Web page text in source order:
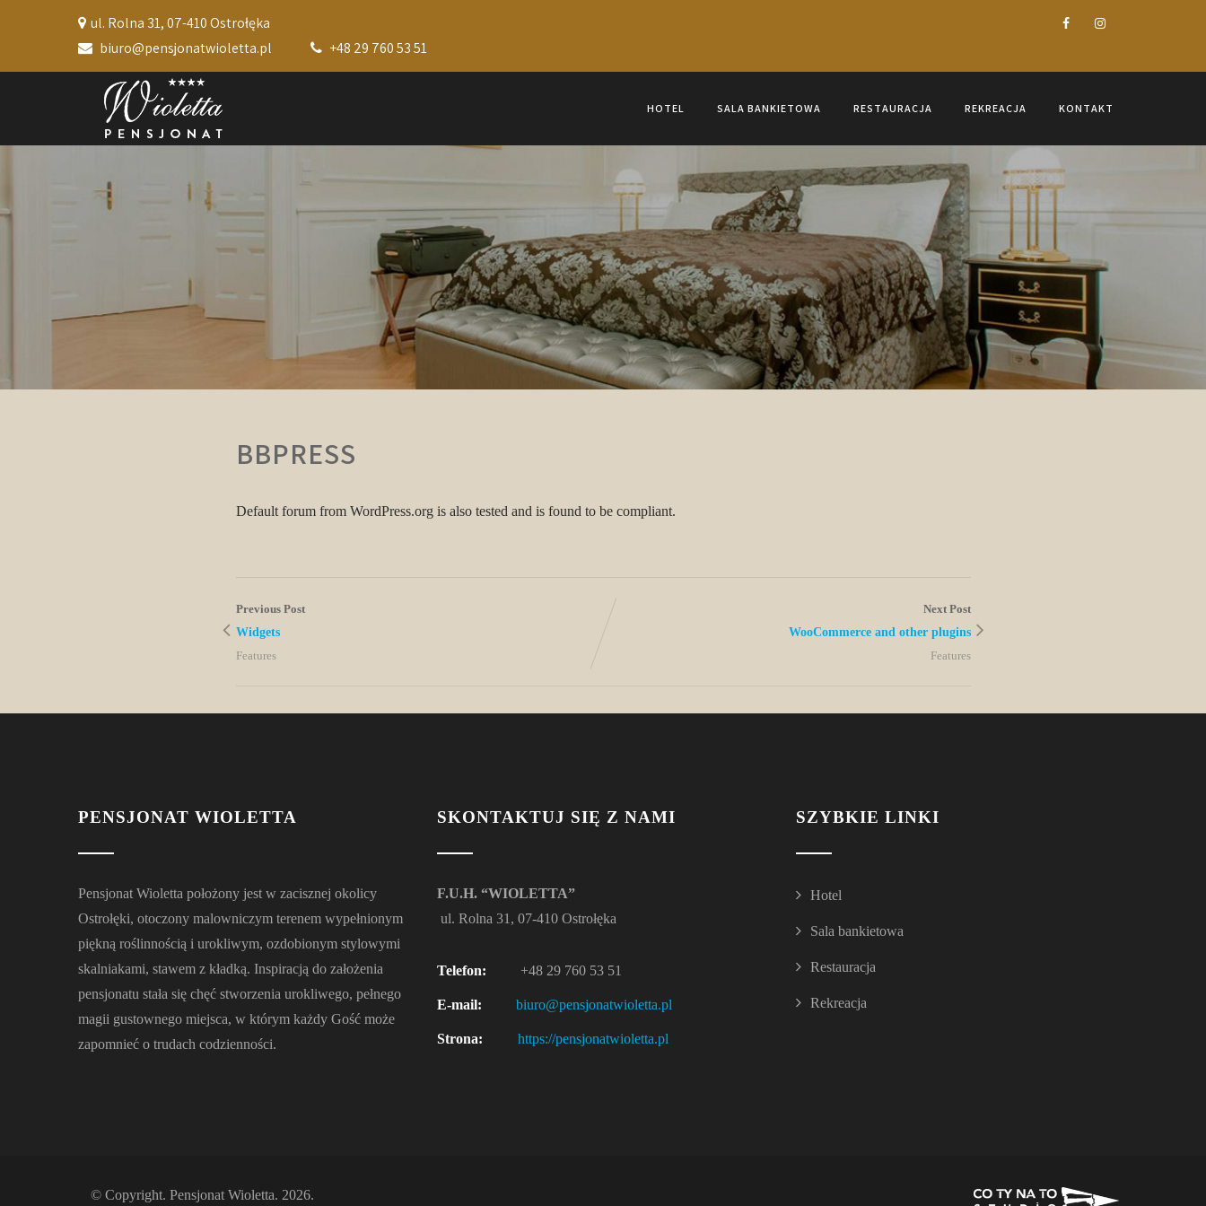
ul. Rolna 31, 07-410 Ostrołęka
biuro@pensjonatwioletta.pl
+48 29 760 53 51
HOTEL SALA BANKIETOWA RESTAURACJA REKREACJA KONTAKT
BBPRESS
Default forum from WordPress.org is also tested and is found to be compliant.
Previous Post
Widgets
Features
Next Post
WooCommerce and other plugins
Features
PENSJONAT WIOLETTA
Pensjonat Wioletta położony jest w zacisznej okolicy
Ostrołęki, otoczony malowniczym terenem wypełnionym
piękną roślinnością i urokliwym, ozdobionym stylowymi
skalniakami, stawem z kładką. Inspiracją do założenia
pensjonatu stała się chęć stworzenia urokliwego, pełnego
magii gustownego miejsca, w którym każdy Gość może
zapomnieć o trudach codzienności.
SKONTAKTUJ SIĘ Z NAMI
F.U.H. “WIOLETTA”
ul. Rolna 31, 07-410 Ostrołęka
Telefon: +48 29 760 53 51
E-mail: biuro@pensjonatwioletta.pl
Strona: https://pensjonatwioletta.pl
SZYBKIE LINKI
Hotel
Sala bankietowa
Restauracja
Rekreacja
© Copyright. Pensjonat Wioletta. 2026.